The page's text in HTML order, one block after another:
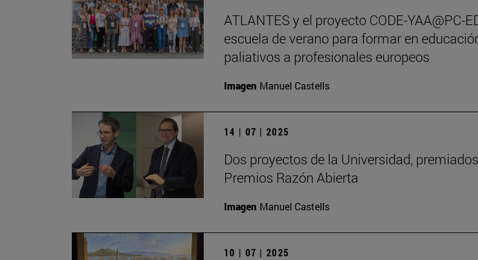
ATLANTES y el proyecto CODE-YAA@PC-
escuela de verano para formar en
paliativos a profesionales europeos
Imagen Manuel Castells
14 | 07 | 2025
Dos proyectos de la Universidad,
Premios Razón Abierta
Imagen Manuel Castells
10 | 07 | 2025